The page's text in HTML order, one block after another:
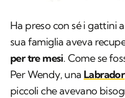
Ha preso con sé i gattini
sua famiglia aveva
per tre mesi. Come se
Per Wendy, una Labrador
piccoli che avevano